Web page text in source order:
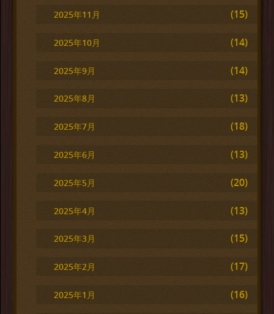
2025年11月 (15)
2025年10月 (14)
2025年9月 (14)
2025年8月 (13)
2025年7月 (18)
2025年6月 (13)
2025年5月 (20)
2025年4月 (13)
2025年3月 (15)
2025年2月 (17)
2025年1月 (16)